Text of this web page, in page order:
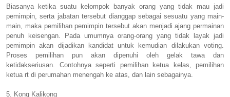
Biasanya ketika suatu kelompok banyak orang yang tidak mau jadi
pemimpin, serta jabatan tersebut dianggap sebagai sesuatu yang main-
main, maka pemilihan pemimpin tersebut akan menjadi ajang permainan
penuh keisengan. Pada umumnya orang-orang yang tidak layak jadi
pemimpin akan dijadikan kandidat untuk kemudian dilakukan voting.
Proses pemilihan pun akan dipenuhi oleh gelak tawa dan
ketidakseriusan. Contohnya seperti pemilihan ketua kelas, pemilihan
ketua rt di perumahan menengah ke atas, dan lain sebagainya.
5. Kong Kalikong